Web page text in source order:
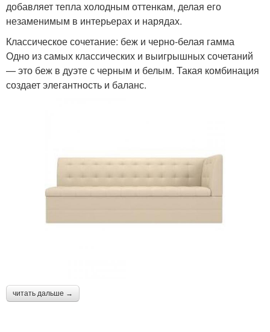
добавляет тепла холодным оттенкам, делая его
незаменимым в интерьерах и нарядах.
Классическое сочетание: беж и черно-белая гамма
Одно из самых классических и выигрышных сочетаний
— это беж в дуэте с черным и белым. Такая комбинация
создает элегантность и баланс.
читать дальше →